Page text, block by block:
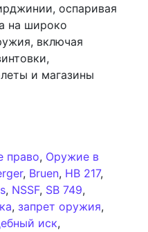
оспаривая
на широко
включая
и магазины
право, Оружие в
, Bruen, HB 217,
, NSSF, SB 749,
, запрет оружия,
иск,